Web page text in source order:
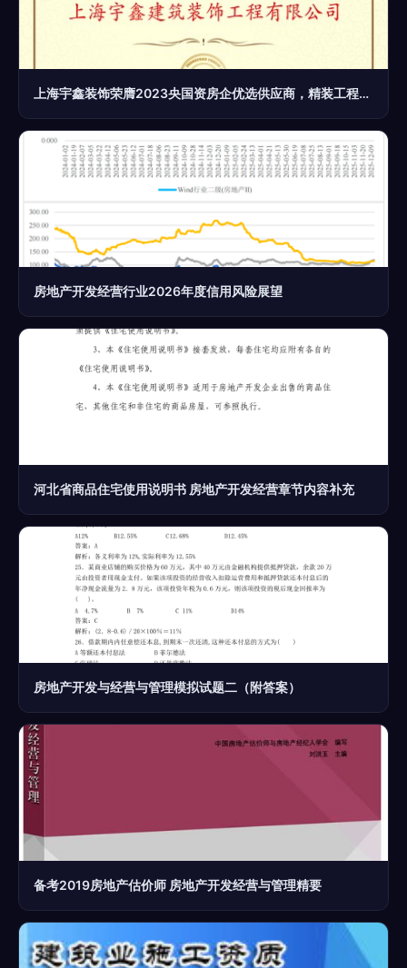
上海宇鑫装饰荣膺2023央国资房企优选供应商，精装工程领域再获权威认证
房地产开发经营行业2026年度信用风险展望
河北省商品住宅使用说明书 房地产开发经营章节内容补充
房地产开发与经营与管理模拟试题二（附答案）
备考2019房地产估价师 房地产开发经营与管理精要